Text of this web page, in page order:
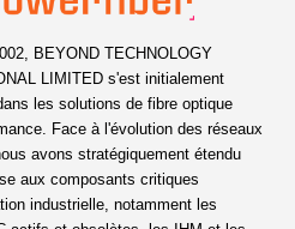
BEYOND TECHNOLOGY
LIMITED s'est initialement
les solutions de fibre optique
Face à l'évolution des réseaux
avons stratégiquement étendu
aux composants critiques
industrielle, notamment les